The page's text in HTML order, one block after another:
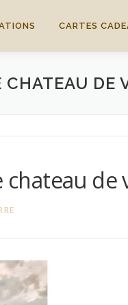
CARTES
DE